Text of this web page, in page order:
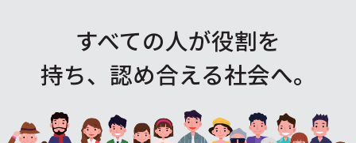
すべての人が役割を
持ち、認め合える社会へ。